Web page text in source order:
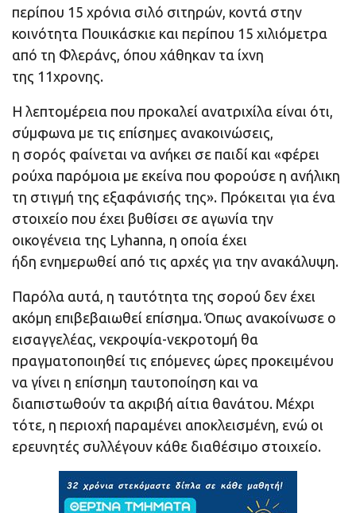
περίπου 15 χρόνια σιλό σιτηρών, κοντά στην
κοινότητα Πουικάσκιε και περίπου 15 χιλιόμετρα
από τη Φλεράνς, όπου χάθηκαν τα ίχνη
της 11χρονης.
Η λεπτομέρεια που προκαλεί ανατριχίλα είναι ότι,
σύμφωνα με τις επίσημες ανακοινώσεις,
η σορός φαίνεται να ανήκει σε παιδί και «φέρει
ρούχα παρόμοια με εκείνα που φορούσε η ανήλικη
τη στιγμή της εξαφάνισής της». Πρόκειται για ένα
στοιχείο που έχει βυθίσει σε αγωνία την
οικογένεια της Lyhanna, η οποία έχει
ήδη ενημερωθεί από τις αρχές για την ανακάλυψη.
Παρόλα αυτά, η ταυτότητα της σορού δεν έχει
ακόμη επιβεβαιωθεί επίσημα. Όπως ανακοίνωσε ο
εισαγγελέας, νεκροψία-νεκροτομή θα
πραγματοποιηθεί τις επόμενες ώρες προκειμένου
να γίνει η επίσημη ταυτοποίηση και να
διαπιστωθούν τα ακριβή αίτια θανάτου. Μέχρι
τότε, η περιοχή παραμένει αποκλεισμένη, ενώ οι
ερευνητές συλλέγουν κάθε διαθέσιμο στοιχείο.